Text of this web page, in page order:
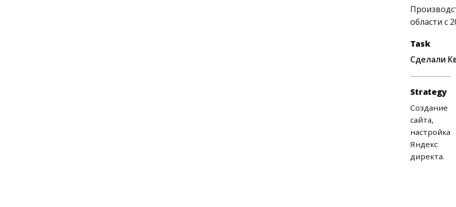
области с
Task
Сделали
Strategy
Создание
сайта,
настройка
Яндекс
директа.